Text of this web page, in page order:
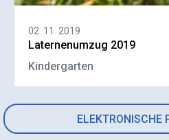
ELEKTRONISCHE
02. 11. 2019
Laternenumzug 2019
Kindergarten